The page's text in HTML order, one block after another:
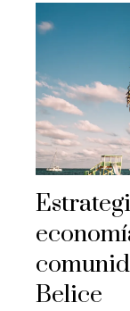
Belice